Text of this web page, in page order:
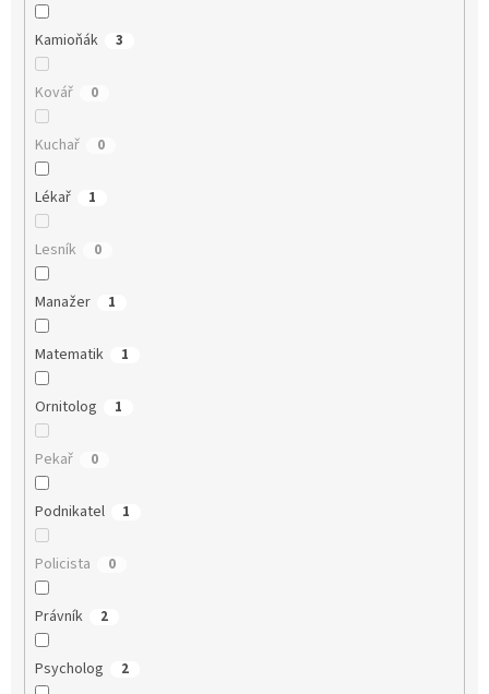
Kamioňák 3
Kovář 0
Kuchař 0
Lékař 1
Lesník 0
Manažer 1
Matematik 1
Ornitolog 1
Pekař 0
Podnikatel 1
Policista 0
Právník 2
Psycholog 2